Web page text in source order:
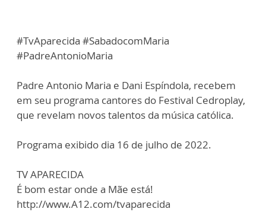
#TvAparecida #SabadocomMaria
#PadreAntonioMaria
Padre Antonio Maria e Dani Espíndola, recebem
em seu programa cantores do Festival Cedroplay,
que revelam novos talentos da música católica.
Programa exibido dia 16 de julho de 2022.
TV APARECIDA
É bom estar onde a Mãe está!
http://www.A12.com/tvaparecida